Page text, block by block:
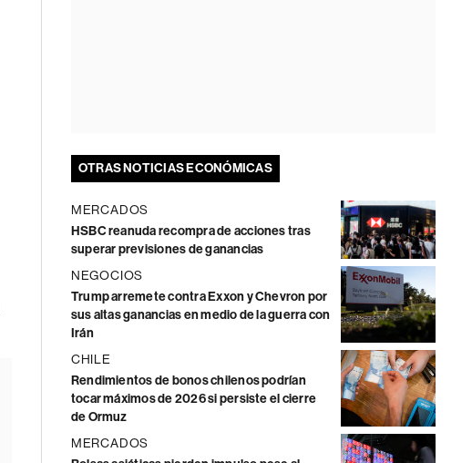
OTRAS NOTICIAS ECONÓMICAS
MERCADOS
HSBC reanuda recompra de acciones tras
superar previsiones de ganancias
NEGOCIOS
Trump arremete contra Exxon y Chevron por
sus altas ganancias en medio de la guerra con
Irán
CHILE
Rendimientos de bonos chilenos podrían
tocar máximos de 2026 si persiste el cierre
de Ormuz
MERCADOS